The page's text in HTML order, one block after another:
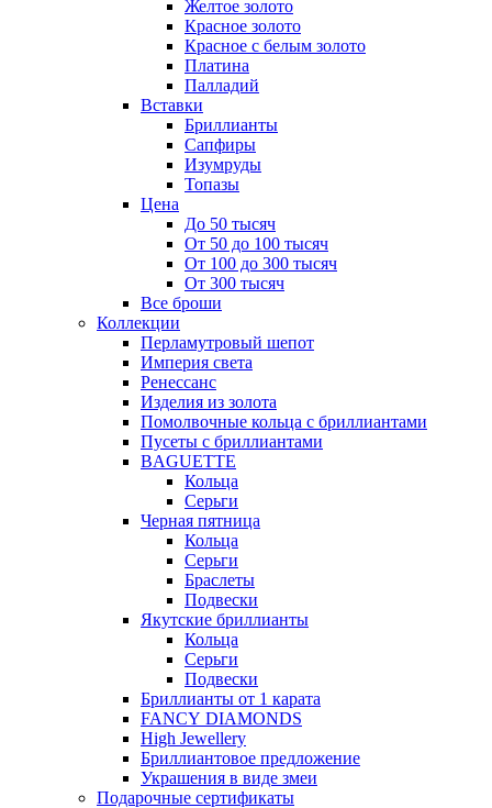
Желтое золото
Красное золото
Красное с белым золото
Платина
Палладий
Вставки
Бриллианты
Сапфиры
Изумруды
Топазы
Цена
До 50 тысяч
От 50 до 100 тысяч
От 100 до 300 тысяч
От 300 тысяч
Все броши
Коллекции
Перламутровый шепот
Империя света
Ренессанс
Изделия из золота
Помолвочные кольца с бриллиантами
Пусеты с бриллиантами
BAGUETTE
Кольца
Серьги
Черная пятница
Кольца
Серьги
Браслеты
Подвески
Якутские бриллианты
Кольца
Серьги
Подвески
Бриллианты от 1 карата
FANCY DIAMONDS
High Jewellery
Бриллиантовое предложение
Украшения в виде змеи
Подарочные сертификаты